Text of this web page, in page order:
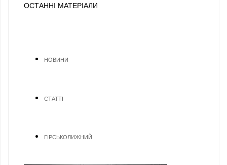
ОСТАННІ МАТЕРІАЛИ
НОВИНИ
СТАТТІ
ГІРСЬКОЛИЖНИЙ